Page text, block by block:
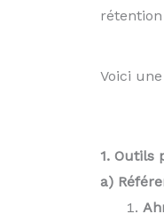
Voici
1. Outils
a)